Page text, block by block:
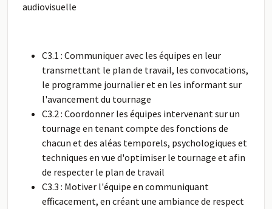
audiovisuelle
C3.1 : Communiquer avec les équipes en leur
transmettant le plan de travail, les convocations,
le programme journalier et en les informant sur
l'avancement du tournage
C3.2 : Coordonner les équipes intervenant sur un
tournage en tenant compte des fonctions de
chacun et des aléas temporels, psychologiques et
techniques en vue d'optimiser le tournage et afin
de respecter le plan de travail
C3.3 : Motiver l'équipe en communiquant
efficacement, en créant une ambiance de respect